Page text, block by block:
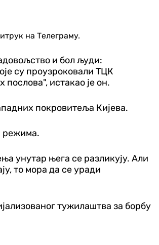
на Телеграму.
и бол људи:
су проузроковали ТЦК
истакао је он.
покровитеља Кијева.
режима.
унутар њега се разликују. Али
то мора да се уради
тужилаштва за борбу